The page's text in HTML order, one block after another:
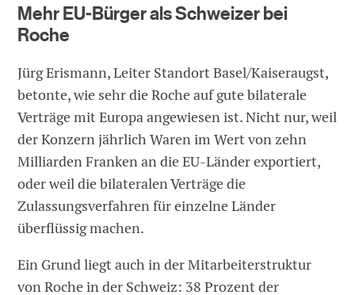
Mehr EU-Bürger als Schweizer bei
Roche
Jürg Erismann, Leiter Standort Basel/Kaiseraugst,
betonte, wie sehr die Roche auf gute bilaterale
Verträge mit Europa angewiesen ist. Nicht nur, weil
der Konzern jährlich Waren im Wert von zehn
Milliarden Franken an die EU-Länder exportiert,
oder weil die bilateralen Verträge die
Zulassungsverfahren für einzelne Länder
überflüssig machen.
Ein Grund liegt auch in der Mitarbeiterstruktur
von Roche in der Schweiz: 38 Prozent der